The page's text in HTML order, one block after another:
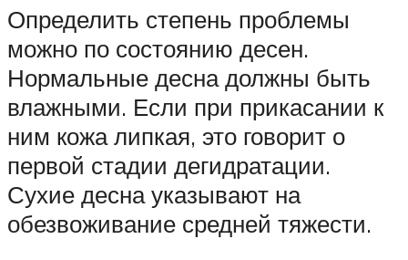
Определить степень проблемы
можно по состоянию десен.
Нормальные десна должны быть
влажными. Если при прикасании к
ним кожа липкая, это говорит о
первой стадии дегидратации.
Сухие десна указывают на
обезвоживание средней тяжести.